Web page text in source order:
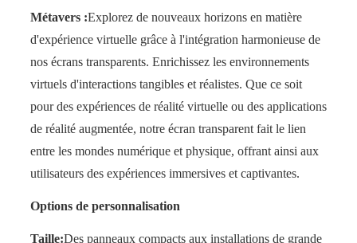
Métavers :Explorez de nouveaux horizons en matière
d'expérience virtuelle grâce à l'intégration harmonieuse de
nos écrans transparents. Enrichissez les environnements
virtuels d'interactions tangibles et réalistes. Que ce soit
pour des expériences de réalité virtuelle ou des applications
de réalité augmentée, notre écran transparent fait le lien
entre les mondes numérique et physique, offrant ainsi aux
utilisateurs des expériences immersives et captivantes.
Options de personnalisation
Taille:Des panneaux compacts aux installations de grande